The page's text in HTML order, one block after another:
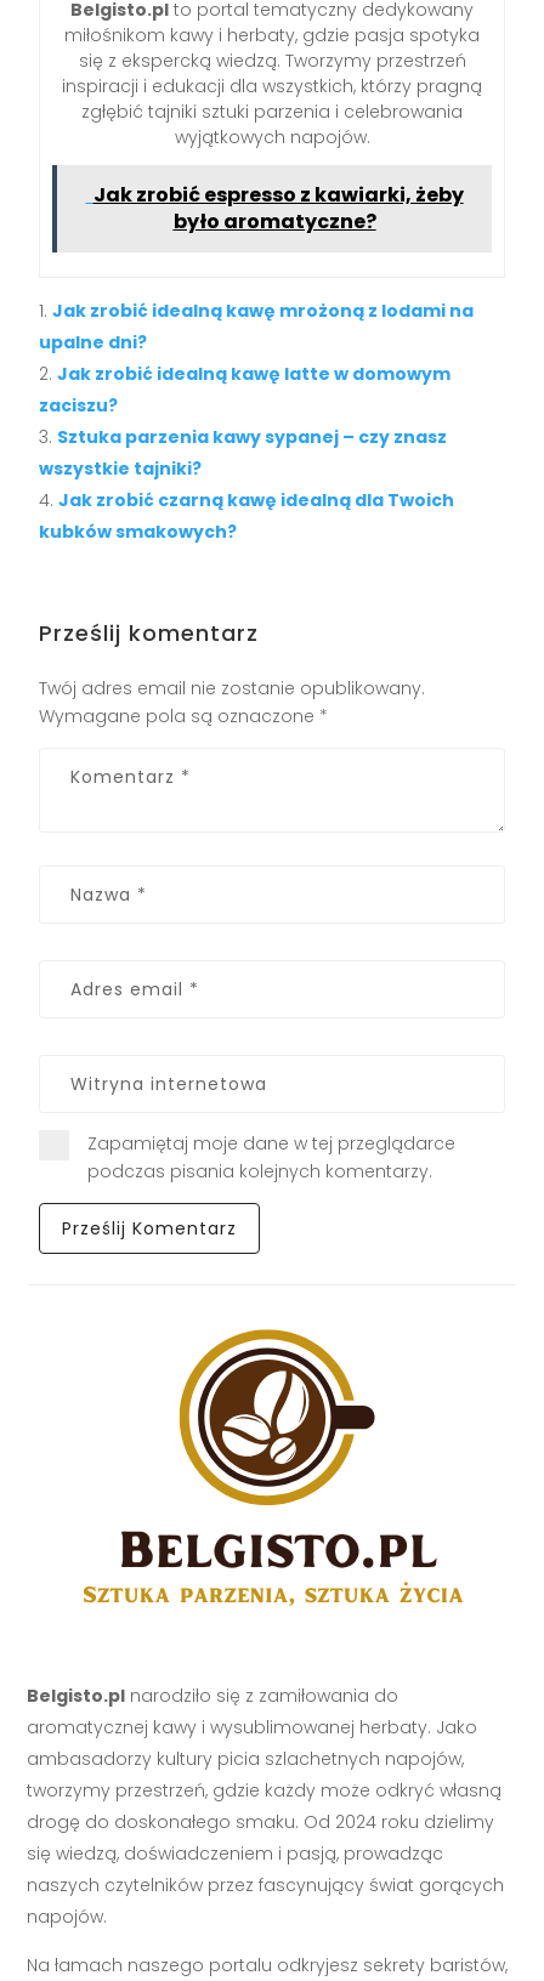
Belgisto.pl to portal tematyczny dedykowany
miłośnikom kawy i herbaty, gdzie pasja spotyka
się z ekspercką wiedzą. Tworzymy przestrzeń
inspiracji i edukacji dla wszystkich, którzy pragną
zgłębić tajniki sztuki parzenia i celebrowania
wyjątkowych napojów.
Jak zrobić espresso z kawiarki, żeby
było aromatyczne?
Jak zrobić idealną kawę mrożoną z lodami na
upalne dni?
Jak zrobić idealną kawę latte w domowym
zaciszu?
Sztuka parzenia kawy sypanej – czy znasz
wszystkie tajniki?
Jak zrobić czarną kawę idealną dla Twoich
kubków smakowych?
Prześlij komentarz
Twój adres email nie zostanie opublikowany.
Wymagane pola są oznaczone *
Zapamiętaj moje dane w tej przeglądarce
podczas pisania kolejnych komentarzy.
Belgisto.pl narodziło się z zamiłowania do
aromatycznej kawy i wysublimowanej herbaty. Jako
ambasadorzy kultury picia szlachetnych napojów,
tworzymy przestrzeń, gdzie każdy może odkryć własną
drogę do doskonałego smaku. Od 2024 roku dzielimy
się wiedzą, doświadczeniem i pasją, prowadząc
naszych czytelników przez fascynujący świat gorących
napojów.
Na łamach naszego portalu odkryjesz sekrety baristów,